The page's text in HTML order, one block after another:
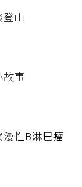
山
故事
性B淋巴瘤